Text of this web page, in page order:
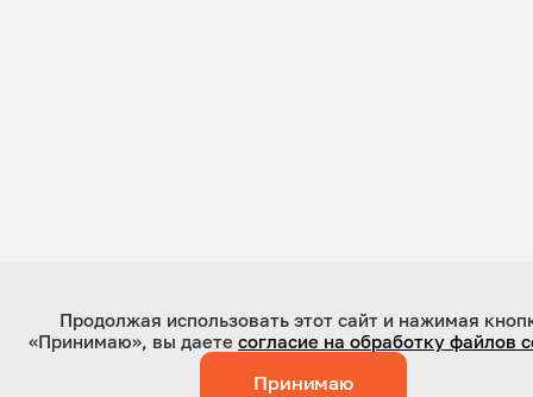
Продолжая использовать этот сайт и нажимая
«Принимаю», вы даете согласие на обработку файлов
Принимаю